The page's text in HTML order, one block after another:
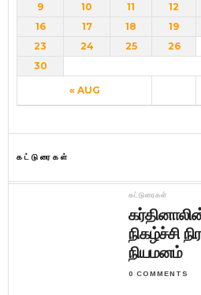
« AUG
9
10 11 12
16
17 18 19
23
24 25 26
30
கட்டுரைகள்
கட்டுரைகள்
நிகழ்ச்சி
நியமனம்
0 COMMENTS